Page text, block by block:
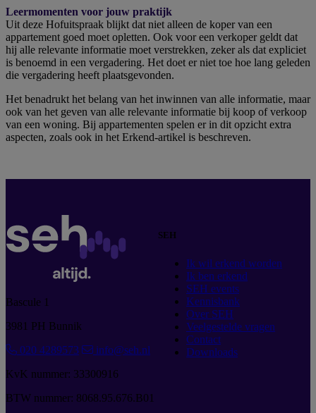
Leermomenten voor jouw praktijk
Uit deze Hofuitspraak blijkt dat niet alleen de koper van een
appartement goed moet opletten. Ook voor een verkoper geldt dat
hij alle relevante informatie moet verstrekken, zeker als dat expliciet
is benoemd in een vergadering. Het doet er niet toe hoe lang geleden
die vergadering heeft plaatsgevonden.
Het benadrukt het belang van het inwinnen van alle informatie, maar
ook van het geven van alle relevante informatie bij koop of verkoop
van een woning. Bij appartementen spelen er in dit opzicht extra
aspecten, zoals ook in het Erkend-artikel is beschreven.
Bascule 1
3981 PH Bunnik
020 4289573
info@seh.nl
KvK nummer: 33300916
BTW nummer: 8068.95.676.B01
SEH
Ik wil erkend worden
Ik ben erkend
SEH events
Kennisbank
Over SEH
Veelgestelde vragen
Contact
Downloads